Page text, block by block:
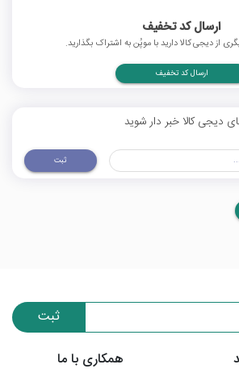
ارسال کد تخفیف
از دیجی کالا دارید با موپُن به اشتراک بگذارید.
ارسال کد تخفیف
دیجی کالا خبر دار شوید
ثبت
ثبت
همکاری با ما